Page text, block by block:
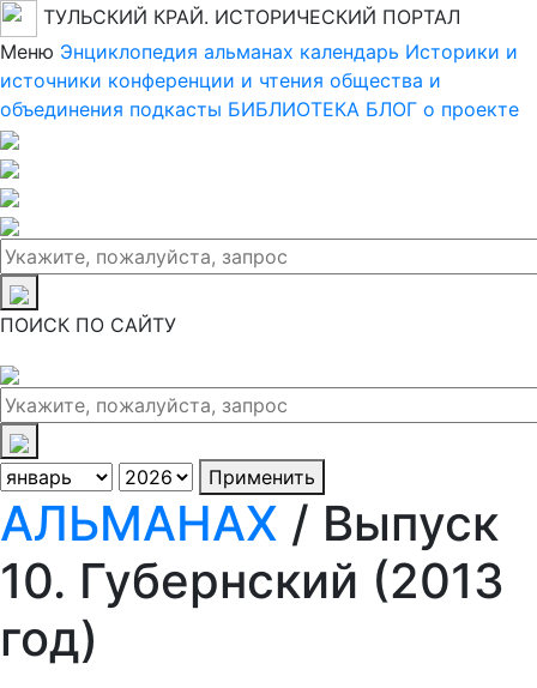
ТУЛЬСКИЙ КРАЙ. ИСТОРИЧЕСКИЙ ПОРТАЛ
Меню Энциклопедия альманах календарь Историки и
источники конференции и чтения общества и
объединения подкасты БИБЛИОТЕКА БЛОГ о проекте
ПОИСК ПО САЙТУ
Применить
АЛЬМАНАХ / Выпуск
10. Губернский (2013
год)